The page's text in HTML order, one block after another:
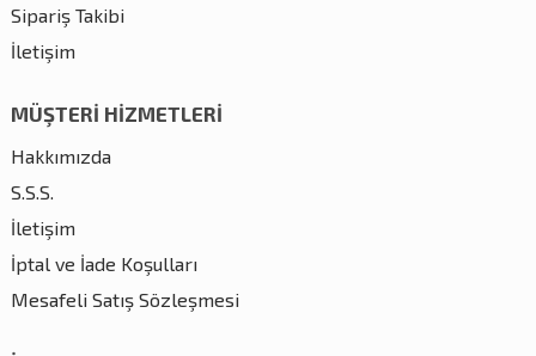
Sipariş Takibi
İletişim
MÜŞTERİ HİZMETLERİ
Hakkımızda
S.S.S.
İletişim
İptal ve İade Koşulları
Mesafeli Satış Sözleşmesi